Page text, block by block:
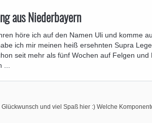
aus Niederbayern
höre ich auf den Namen Uli und komme
ich mir meinen heiß ersehnten Supra
seit mehr als fünf Wochen auf Felgen und
und viel Spaß hier :) Welche